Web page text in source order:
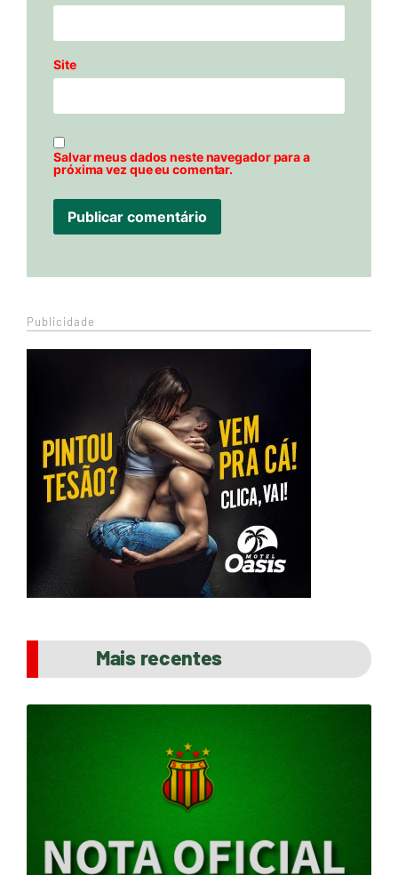
Site
Salvar meus dados neste navegador para a
próxima vez que eu comentar.
Publicidade
Mais recentes